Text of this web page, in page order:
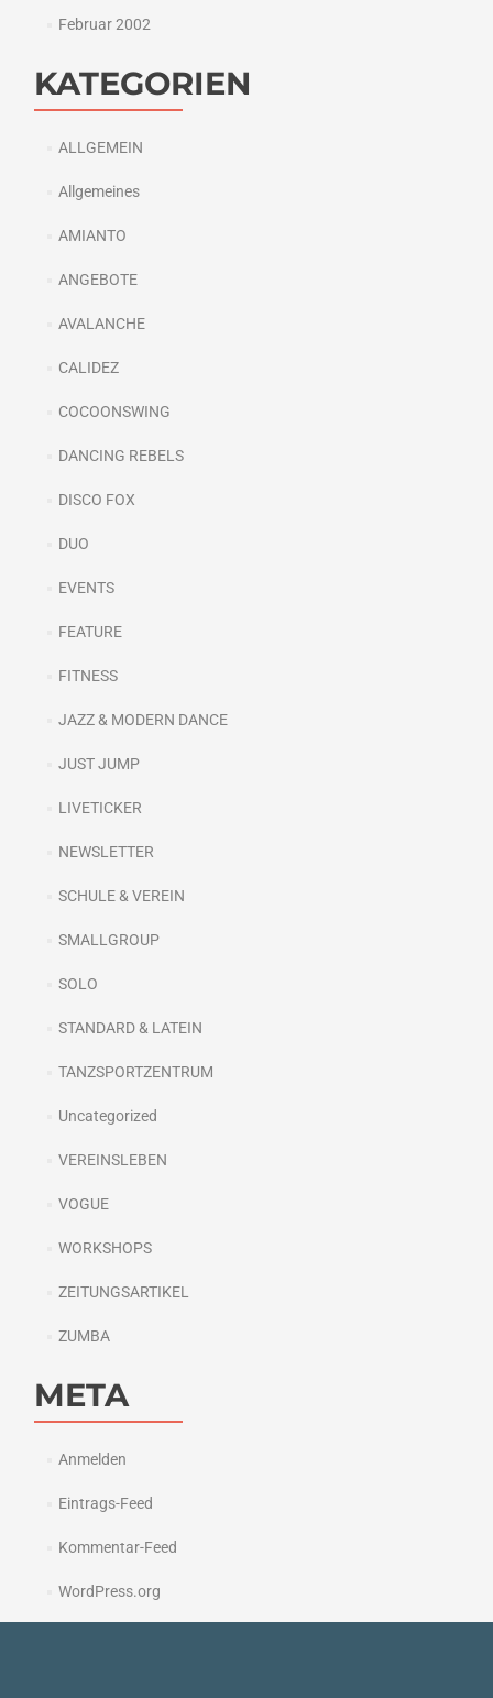
Februar 2002
KATEGORIEN
ALLGEMEIN
Allgemeines
AMIANTO
ANGEBOTE
AVALANCHE
CALIDEZ
COCOONSWING
DANCING REBELS
DISCO FOX
DUO
EVENTS
FEATURE
FITNESS
JAZZ & MODERN DANCE
JUST JUMP
LIVETICKER
NEWSLETTER
SCHULE & VEREIN
SMALLGROUP
SOLO
STANDARD & LATEIN
TANZSPORTZENTRUM
Uncategorized
VEREINSLEBEN
VOGUE
WORKSHOPS
ZEITUNGSARTIKEL
ZUMBA
META
Anmelden
Eintrags-Feed
Kommentar-Feed
WordPress.org